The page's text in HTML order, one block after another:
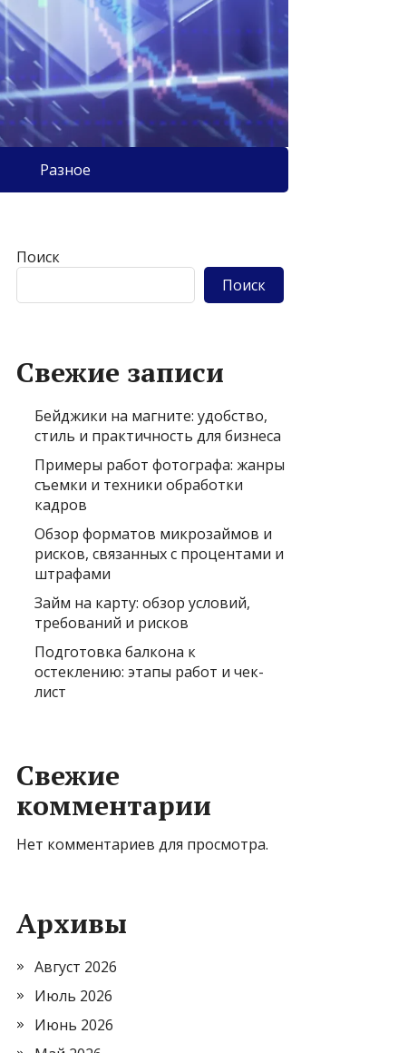
Разное
Поиск
Поиск
Свежие записи
Бейджики на магните: удобство,
стиль и практичность для бизнеса
Примеры работ фотографа: жанры
съемки и техники обработки
кадров
Обзор форматов микрозаймов и
рисков, связанных с процентами и
штрафами
Займ на карту: обзор условий,
требований и рисков
Подготовка балкона к
остеклению: этапы работ и чек-
лист
Свежие
комментарии
Нет комментариев для просмотра.
Архивы
Август 2026
Июль 2026
Июнь 2026